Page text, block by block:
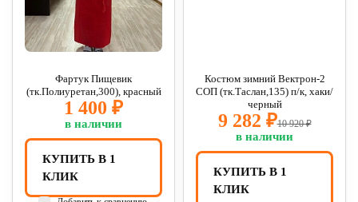
Фартук Пищевик
(тк.Полиуретан,300), красный
1 400 ₽
в наличии
КУПИТЬ В 1
КЛИК
Костюм зимний Вектрон-2
СОП (тк.Таслан,135) п/к, хаки/
черный
9 282 ₽10 920 ₽
в наличии
КУПИТЬ В 1
КЛИК